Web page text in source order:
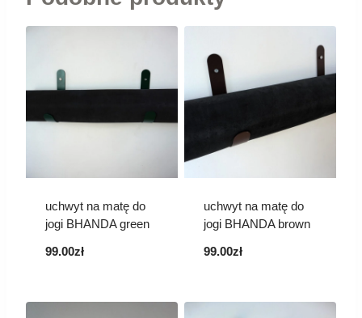
uchwyt na matę do
jogi BHANDA green
99.00zł
uchwyt na matę do
jogi BHANDA brown
99.00zł